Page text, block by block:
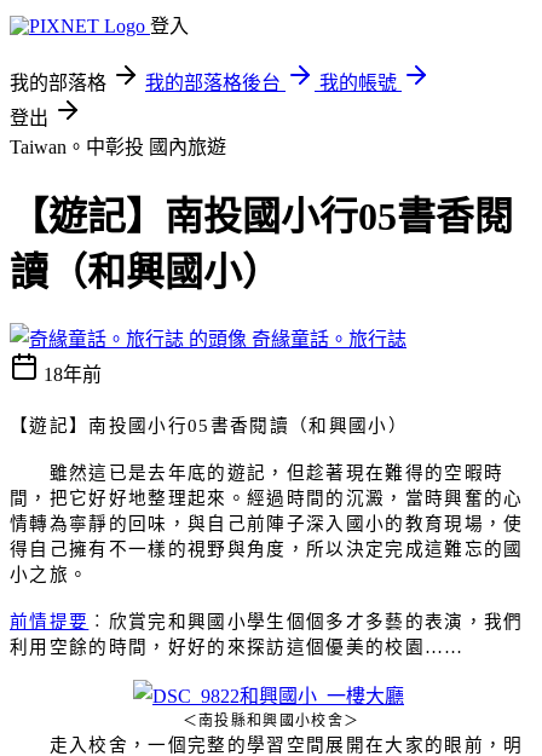
登入
我的部落格 我的部落格後台
我的帳號
登出
Taiwan。中彰投 國內旅遊
【遊記】南投國小行05書香閱
讀（和興國小）
奇緣童話。旅行誌
18年前
【遊記】南投國小行05書香閱讀（和興國小）
雖然這已是去年底的遊記，但趁著現在難得的空暇時
間，把它好好地整理起來。經過時間的沉澱，當時興奮的心
情轉為寧靜的回味，與自己前陣子深入國小的教育現場，使
得自己擁有不一樣的視野與角度，所以決定完成這難忘的國
小之旅。
前情提要 ︰ 欣賞完和興國小學生個個多才多藝的表演，我們
利用空餘的時間，好好的來探訪這個優美的校園……
＜南投縣和興國小校舍＞
走入校舍，一個完整的學習空間展開在大家的眼前，明